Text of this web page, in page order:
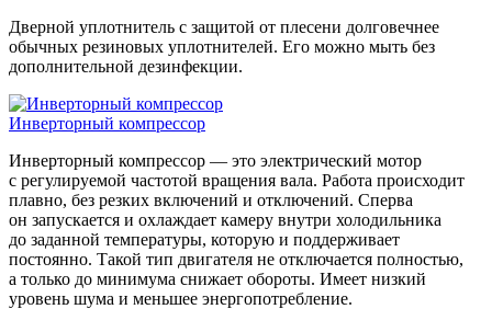
Дверной уплотнитель с защитой от плесени долговечнее
обычных резиновых уплотнителей. Его можно мыть без
дополнительной дезинфекции.
Инверторный компрессор
Инверторный компрессор — это электрический мотор
с регулируемой частотой вращения вала. Работа происходит
плавно, без резких включений и отключений. Сперва
он запускается и охлаждает камеру внутри холодильника
до заданной температуры, которую и поддерживает
постоянно. Такой тип двигателя не отключается полностью,
а только до минимума снижает обороты. Имеет низкий
уровень шума и меньшее энергопотребление.